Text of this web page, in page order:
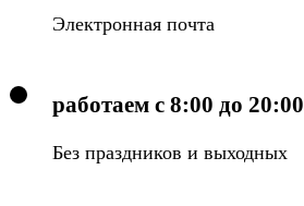
Электронная почта
работаем с 8:00 до 20:00
Без праздников и выходных